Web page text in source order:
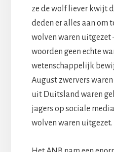
ze de wolf liever kwijt
deden er alles aan om
wolven waren uitgezet
woorden geen echte
wetenschappelijk
August zwervers
uit Duitsland waren
jagers op sociale
wolven waren uitgezet.